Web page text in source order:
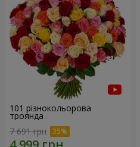
101 різнокольорова
троянда
7 691 грн